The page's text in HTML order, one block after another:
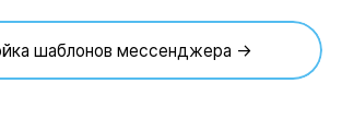
шаблонов мессенджера →